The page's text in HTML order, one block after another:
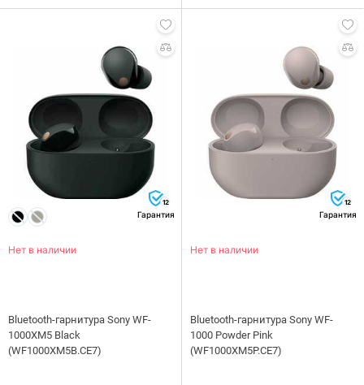
12
Гарантия
Нет в наличии
Bluetooth-гарнитура Sony WF-
1000XM5 Black
(WF1000XM5B.CE7)
12
Гарантия
Нет в наличии
Bluetooth-гарнитура Sony WF-
1000 Powder Pink
(WF1000XM5P.CE7)